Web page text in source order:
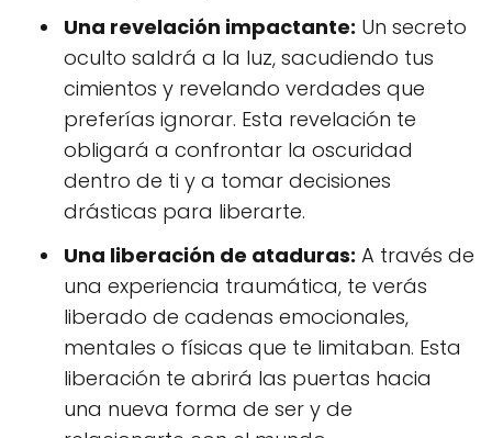
Una revelación impactante: Un secreto
oculto saldrá a la luz, sacudiendo tus
cimientos y revelando verdades que
preferías ignorar. Esta revelación te
obligará a confrontar la oscuridad
dentro de ti y a tomar decisiones
drásticas para liberarte.
Una liberación de ataduras: A través de
una experiencia traumática, te verás
liberado de cadenas emocionales,
mentales o físicas que te limitaban. Esta
liberación te abrirá las puertas hacia
una nueva forma de ser y de